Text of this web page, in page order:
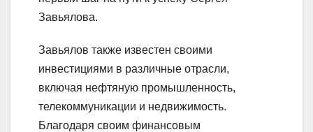
Завьялова.
Завьялов также известен своими
инвестициями в различные отрасли,
включая нефтяную промышленность,
телекоммуникации и недвижимость.
Благодаря своим финансовым